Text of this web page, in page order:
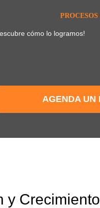
cómo lo logramos!
AGENDA UN